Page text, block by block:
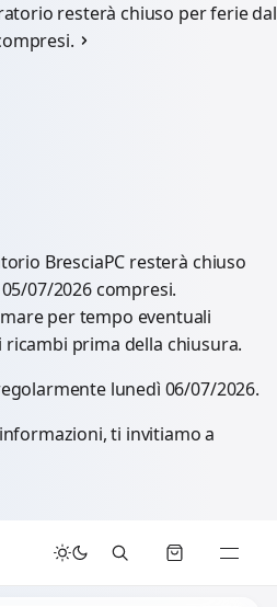
resterà chiuso per ferie dal
BresciaPC resterà chiuso
07/2026 compresi.
per tempo eventuali
prima della chiusura.
lunedì 06/07/2026.
ti invitiamo a